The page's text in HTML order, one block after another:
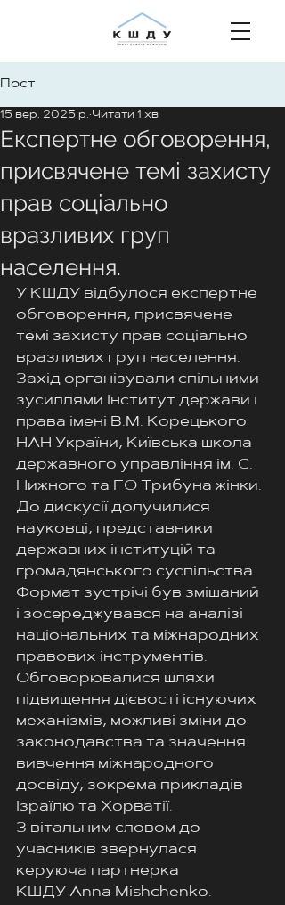
Пост
Eкспертне обговорення,
присвячене темі захисту
прав соціально
вразливих груп
населення.
15 вер. 2025 р. Читати 1 хв
У КШДУ відбулося експертне
обговорення, присвячене
темі захисту прав соціально
вразливих груп населення.
Захід організували спільними
зусиллями Інститут держави і
права імені В.М. Корецького
НАН України, Київська школа
державного управління ім. С.
Нижного та ГО Трибуна жінки.
До дискусії долучилися
науковці, представники
державних інституцій та
громадянського суспільства.
Формат зустрічі був змішаний
і зосереджувався на аналізі
національних та міжнародних
правових інструментів.
Обговорювалися шляхи
підвищення дієвості існуючих
механізмів, можливі зміни до
законодавства та значення
вивчення міжнародного
досвіду, зокрема прикладів
Ізраїлю та Хорватії.
З вітальним словом до
учасників звернулася
керуюча партнерка
КШДУ Anna Mishchenko.